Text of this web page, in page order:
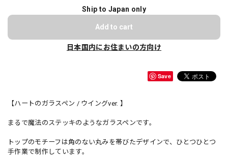
Ship to Japan only
Add to cart
日本国内にお住まいの方向け
Save
【ハートのガラスペン / ウイングver. 】
まるで魔法のステッキのようなガラスペンです。
トップのモチーフは角のない丸みを帯びたデザインで、ひとつひとつ
手作業で制作しています。